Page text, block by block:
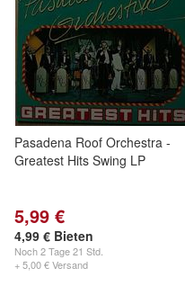
Pasadena Roof Orchestra -
Greatest Hits Swing LP
5,99 €
4,99 € Bieten
Noch2 Tage 21 Std.
+ 5,00 € Versand